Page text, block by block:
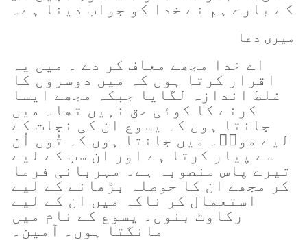
کے بارے ہم نے خدا کو جواب دینا ہے۔
میری دعا
اے خدا مجھے معاف کر دے ۔ میں یہ
اقرار کرتا ہوں کہ میں دوسروں کا
غلط اندازہ لگایا جبکہ مجھے ایسا
کرنے کا کوئی حق نہیں تھا۔ میں
جانتا ہوں کہ یسوع ان کی نجات کے
لیے مواؑ۔ میں جانتا ہوں کہ تُوں اُن
سے پیار کرتا ہے اور ان سب کے لیے
تیرے پاس منصوبہ ہے۔ مہربانی فرما
کر مجھے ان کا حوصلہ بڑھانے کے لیے
استعمال کر ناکہ میں ان کے لیے
رکاوٹ بنوں۔ یسوع کے نام میں
مانگتا ہوں۔ آمین۔